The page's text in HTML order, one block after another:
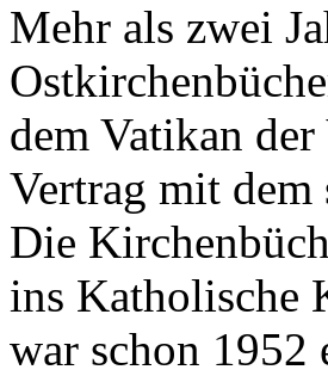
Mehr als zwei
dem Vatikan
Vertrag mit
Die
ins Katholische
war schon 1952